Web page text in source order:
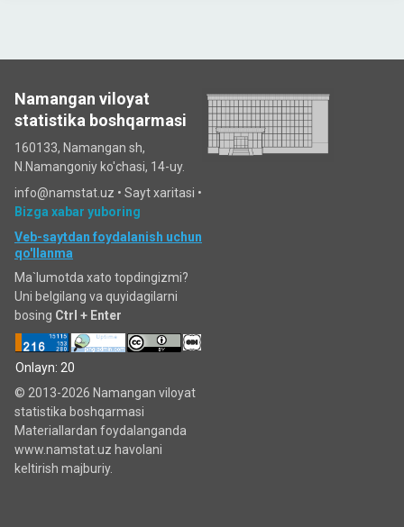
Namangan viloyat
statistika boshqarmasi
160133, Namangan sh,
N.Namangoniy ko'chasi, 14-uy.
info@namstat.uz • Sayt xaritasi •
Bizga xabar yuboring
Veb-saytdan foydalanish uchun
qo'llanma
Ma`lumotda xato topdingizmi?
Uni belgilang va quyidagilarni
bosing Ctrl + Enter
Onlayn: 20
© 2013-2026 Namangan viloyat
statistika boshqarmasi
Materiallardan foydalanganda
www.namstat.uz havolani
keltirish majburiy.